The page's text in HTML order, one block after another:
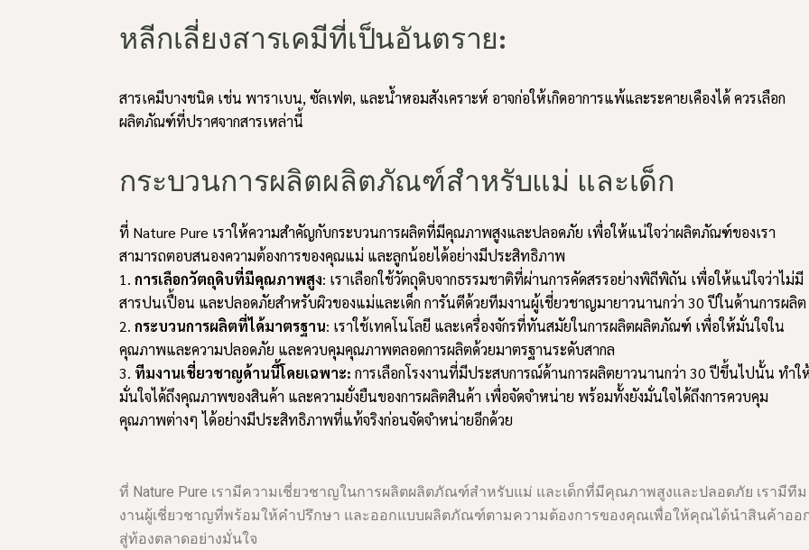
หลีกเลี่ยงสารเคมีที่เป็นอันตราย:
สารเคมีบางชนิด เช่น พาราเบน, ซัลเฟต, และน้ำหอมสังเคราะห์ อาจก่อให้เกิดอาการแพ้และระคายเคืองได้ ควรเลือก
ผลิตภัณฑ์ที่ปราศจากสารเหล่านี้
กระบวนการผลิตผลิตภัณฑ์สำหรับแม่ และเด็ก
ที่ Nature Pure เราให้ความสำคัญกับกระบวนการผลิตที่มีคุณภาพสูงและปลอดภัย เพื่อให้แน่ใจว่าผลิตภัณฑ์ของเรา
สามารถตอบสนองความต้องการของคุณแม่ และลูกน้อยได้อย่างมีประสิทธิภาพ
การเลือกวัตถุดิบที่มีคุณภาพสูง: เราเลือกใช้วัตถุดิบจากธรรมชาติที่ผ่านการคัดสรรอย่างพิถีพิถัน เพื่อให้แน่ใจว่าไม่มี
สารปนเปื้อน และปลอดภัยสำหรับผิวของแม่และเด็ก การันตีด้วยทีมงานผู้เชี่ยวชาญมายาวนานกว่า 30 ปีในด้านการผลิต
กระบวนการผลิตที่ได้มาตรฐาน: เราใช้เทคโนโลยี และเครื่องจักรที่ทันสมัยในการผลิตผลิตภัณฑ์ เพื่อให้มั่นใจใน
คุณภาพและความปลอดภัย และควบคุมคุณภาพตลอดการผลิตด้วยมาตรฐานระดับสากล
ทีมงานเชี่ยวชาญด้านนี้โดยเฉพาะ: การเลือกโรงงานที่มีประสบการณ์ด้านการผลิตยาวนานกว่า 30 ปีขึ้นไปนั้น ทำใ
มั่นใจได้ถึงคุณภาพของสินค้า และความยั่งยืนของการผลิตสินค้า เพื่อจัดจำหน่าย พร้อมทั้งยังมั่นใจได้ถึงการควบคุม
คุณภาพต่างๆ ได้อย่างมีประสิทธิภาพที่แท้จริงก่อนจัดจำหน่ายอีกด้วย
ที่ Nature Pure เรามีความเชี่ยวชาญในการผลิตผลิตภัณฑ์สำหรับแม่ และเด็กที่มีคุณภาพสูงและปลอดภัย เรามีทีม
งานผู้เชี่ยวชาญที่พร้อมให้คำปรึกษา และออกแบบผลิตภัณฑ์ตามความต้องการของคุณเพื่อให้คุณได้นำสินค้าออ
สู่ท้องตลาดอย่างมั่นใจ